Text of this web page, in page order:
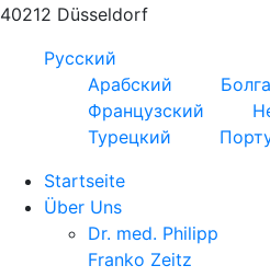
40212 Düsseldorf
Русский
Арабский
Французский
Турецкий
Startseite
Über Uns
Dr. med. Philipp
Franko Zeitz